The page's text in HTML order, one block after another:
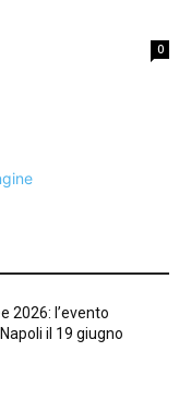
0
2026: l’evento
il 19 giugno